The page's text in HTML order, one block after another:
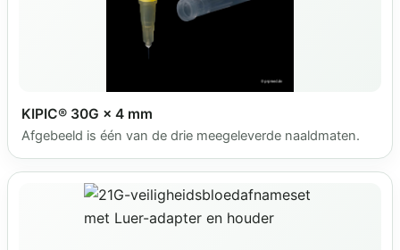
KIPIC® 30G × 4 mm
Afgebeeld is één van de drie meegeleverde naaldmaten.